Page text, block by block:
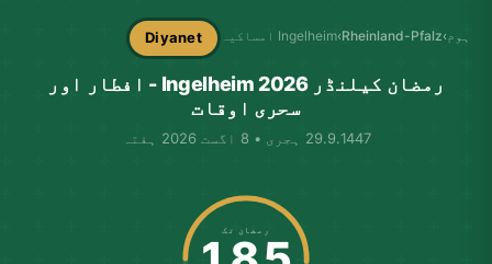
ہوم ›
Rheinland-Pfalz
›Ingelheim امساکیہ Diyanet
رمضان کیلنڈر Ingelheim 2026 - افطار اور
سحری اوقات
29.9.1447 ہجری • 8 اگست 2026 ہفتہ
رمضان تک